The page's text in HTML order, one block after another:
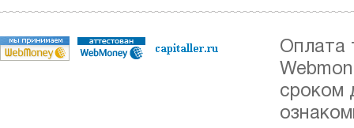
Оплата
сроком